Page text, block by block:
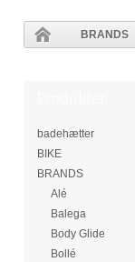
BRANDS
badehætter
BIKE
BRANDS
Alé
Balega
Body Glide
Bollé